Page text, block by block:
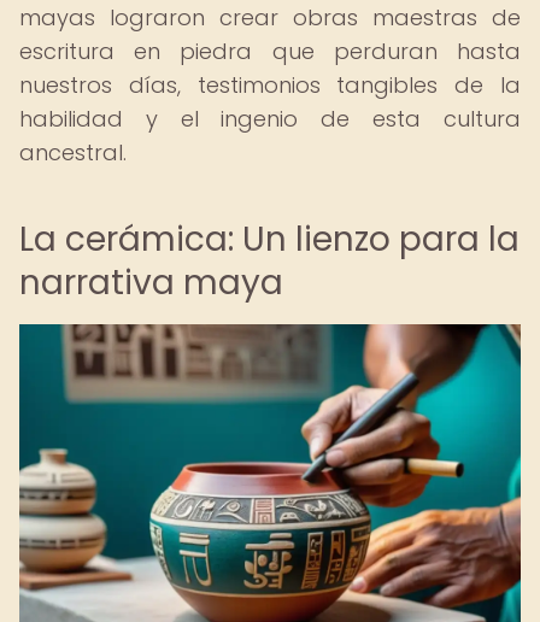
mayas lograron crear obras maestras de
escritura en piedra que perduran hasta
nuestros días, testimonios tangibles de la
habilidad y el ingenio de esta cultura
ancestral.
La cerámica: Un lienzo para la
narrativa maya